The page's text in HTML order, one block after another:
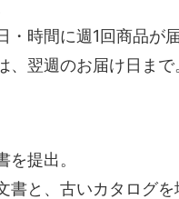
・時間に週1回商品が
、翌週のお届け日まで
を提出。
書と、古いカタログ